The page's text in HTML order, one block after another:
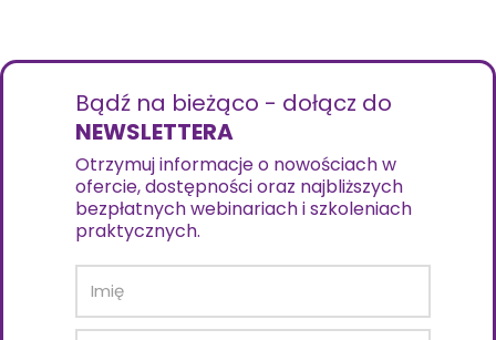
Bądź na bieżąco - dołącz do
NEWSLETTERA
Otrzymuj informacje o nowościach w
ofercie, dostępności oraz najbliższych
bezpłatnych webinariach i szkoleniach
praktycznych.